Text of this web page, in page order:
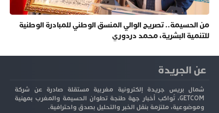
من الحسيمة.. تصريح الوالي المنسق الوطني للمبادرة الوطنية
للتنمية البشرية، محمد دردوري
عن الجريدة
شمال بريس جريدة إلكترونية مغربية مستقلة صادرة عن شركة
GETCOM، تُواكب أخبار جهة طنجة تطوان الحسيمة والمغرب بمهنية
وموضوعية، ملتزمة بنقل الخبر والتحليل بصدق واحترافية.